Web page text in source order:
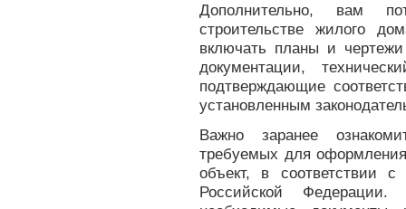
Дополнительно, вам
строительстве жилого
включать планы и чертежи
документации,
подтверждающие
установленным
Важно заранее
требуемых для
объект, в соответствии
Российской